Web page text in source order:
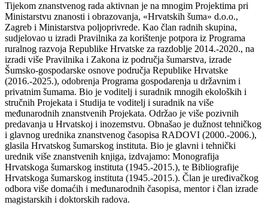
Tijekom znanstvenog rada aktivnan je na mnogim Projektima pri
Ministarstvu znanosti i obrazovanja, «Hrvatskih šuma» d.o.o.,
Zagreb i Ministarstva poljoprivrede. Kao član radnih skupina,
sudjelovao u izradi Pravilnika za korištenje potpora iz Programa
ruralnog razvoja Republike Hrvatske za razdoblje 2014.-2020., na
izradi više Pravilnika i Zakona iz područja šumarstva, izrade
Šumsko-gospodarske osnove područja Republike Hrvatske
(2016.-2025.), odobrenja Programa gospodarenja u državnim i
privatnim šumama. Bio je voditelj i suradnik mnogih ekoloških i
stručnih Projekata i Studija te voditelj i suradnik na više
međunarodnih znanstvenih Projekata. Održao je više pozivnih
predavanja u Hrvatskoj i inozemstvu. Obnašao je dužnost tehničkog
i glavnog urednika znanstvenog časopisa RADOVI (2000.-2006.),
glasila Hrvatskog šumarskog instituta. Bio je glavni i tehnički
urednik više znanstvenih knjiga, izdvajamo: Monografija
Hrvatskoga šumarskog instituta (1945.-2015.), te Bibliografije
Hrvatskoga šumarskog instituta (1945.-2015.). Član je uređivačkog
odbora više domaćih i međunarodnih časopisa, mentor i član izrade
magistarskih i doktorskih radova.